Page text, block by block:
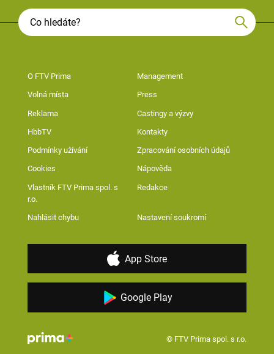
O FTV Prima Management
Volná místa Press
Reklama Castingy a výzvy
HbbTV Kontakty
Podmínky užívání Zpracování osobních údajů
Cookies Nápověda
Vlastník FTV Prima spol. s
r.o.
Redakce
Nahlásit chybu Nastavení soukromí
App Store
Google Play
© FTV Prima spol. s r.o.